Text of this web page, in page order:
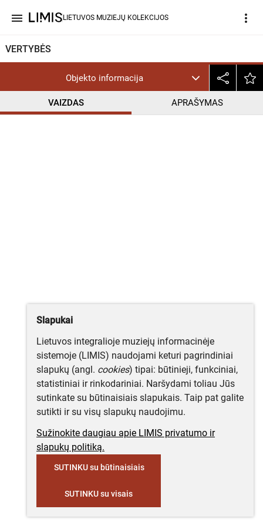
menu LIETUVOS MUZIEJŲ KOLEKCIJOS more_vert
VERTYBĖS
Objekto informacija
VAIZDAS APRAŠYMAS
CC BY help_outline
Slapukai
Lietuvos integralioje muziejų informacinėje
sistemoje (LIMIS) naudojami keturi pagrindiniai
slapukų (angl. cookies) tipai: būtinieji, funkciniai,
statistiniai ir rinkodariniai. Naršydami toliau Jūs
sutinkate su būtinaisiais slapukais. Taip pat galite
sutikti ir su visų slapukų naudojimu.
Sužinokite daugiau apie LIMIS privatumo ir
slapukų politiką.
SUTINKU su būtinaisiais
SUTINKU su visais